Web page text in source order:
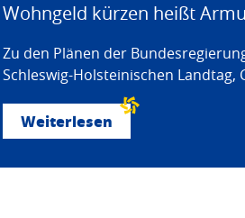
Wohngeld kürzen heißt
Zu den Plänen der
Schleswig-Holsteinischen Landtag,
Weiterlesen